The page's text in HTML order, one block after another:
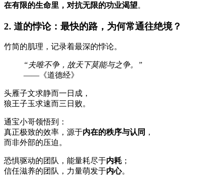
在有限的生命里，对抗无限的功业渴望。
2. 道的悖论：最快的路，为何常通往绝境？
竹简的肌理，记录着最深的悖论。
“夫唯不争，故天下莫能与之争。”
——《道德经》
头雁子文求静而一日成，
狼王子玉求速而三日败。
通宝小哥领悟到：
真正极致的效率，源于内在的秩序与认同 ，
而非外部的压迫。
恐惧驱动的团队，能量耗尽于内耗 ；
信任滋养的团队，力量萌发于内心。